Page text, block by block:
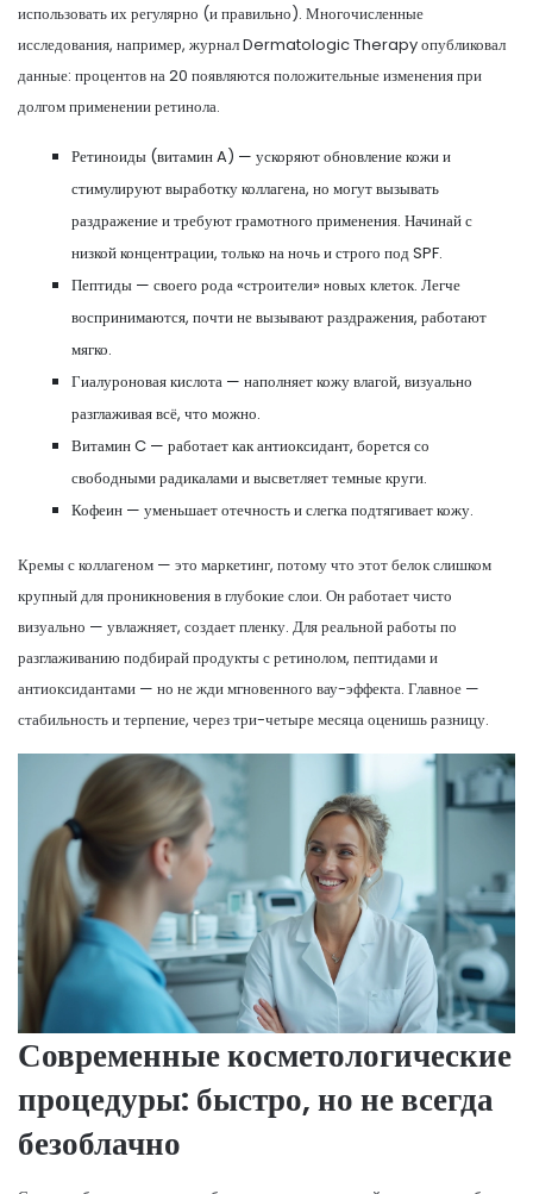
использовать их регулярно (и правильно). Многочисленные
исследования, например, журнал Dermatologic Therapy опубликовал
данные: процентов на 20 появляются положительные изменения при
долгом применении ретинола.
Ретиноиды (витамин A) — ускоряют обновление кожи и
стимулируют выработку коллагена, но могут вызывать
раздражение и требуют грамотного применения. Начинай с
низкой концентрации, только на ночь и строго под SPF.
Пептиды — своего рода «строители» новых клеток. Легче
воспринимаются, почти не вызывают раздражения, работают
мягко.
Гиалуроновая кислота — наполняет кожу влагой, визуально
разглаживая всё, что можно.
Витамин C — работает как антиоксидант, борется со
свободными радикалами и высветляет темные круги.
Кофеин — уменьшает отечность и слегка подтягивает кожу.
Кремы с коллагеном — это маркетинг, потому что этот белок слишком
крупный для проникновения в глубокие слои. Он работает чисто
визуально — увлажняет, создает пленку. Для реальной работы по
разглаживанию подбирай продукты с ретинолом, пептидами и
антиоксидантами — но не жди мгновенного вау-эффекта. Главное —
стабильность и терпение, через три-четыре месяца оценишь разницу.
Современные косметологические
процедуры: быстро, но не всегда
безоблачно